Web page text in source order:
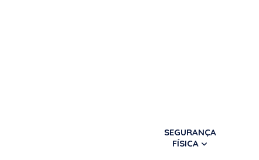
SEGURANÇA
FÍSICA